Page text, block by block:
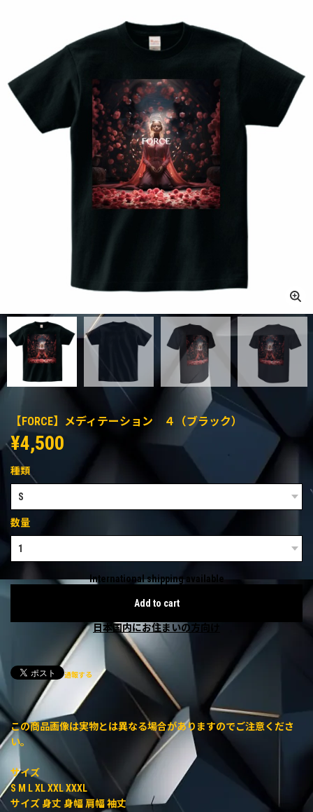
【FORCE】メディテーション ４（ブラック）
¥4,500
種類
数量
International shipping available
Add to cart
日本国内にお住まいの方向け
通報する
この商品画像は実物とは異なる場合がありますのでご注意くださ
い。
サイズ
S M L XL XXL XXXL
サイズ 身丈 身幅 肩幅 袖丈